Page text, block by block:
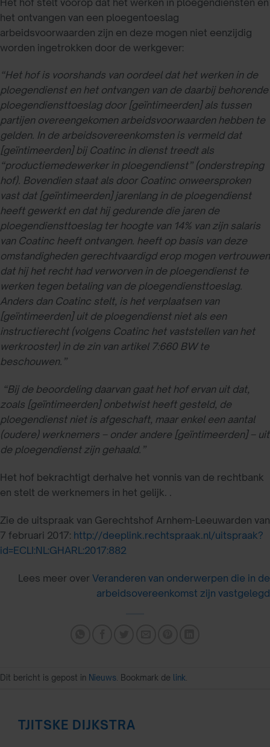
het ontvangen van een ploegentoeslag
arbeidsvoorwaarden zijn en deze mogen niet eenzijdig
worden ingetrokken door de werkgever:
“Het hof is voorshands van oordeel dat het werken in de
ploegendienst en het ontvangen van de daarbij behorende
ploegendiensttoeslag door [geïntimeerden] als tussen
partijen overeengekomen arbeidsvoorwaarden hebben te
gelden. In de arbeidsovereenkomsten is vermeld dat
[geïntimeerden] bij Coatinc in dienst treedt als
“productiemedewerker in ploegendienst” (onderstreping
hof). Bovendien staat als door Coatinc onweersproken
vast dat [geïntimeerden] jarenlang in de ploegendienst
heeft gewerkt en dat hij gedurende die jaren de
ploegendiensttoeslag ter hoogte van 14% van zijn salaris
van Coatinc heeft ontvangen. heeft op basis van deze
omstandigheden gerechtvaardigd erop mogen vertrouwen
dat hij het recht had verworven in de ploegendienst te
werken tegen betaling van de ploegendiensttoeslag.
Anders dan Coatinc stelt, is het verplaatsen van
[geïntimeerden] uit de ploegendienst niet als een
instructierecht (volgens Coatinc het vaststellen van het
werkrooster) in de zin van artikel 7:660 BW te
beschouwen.”
“Bij de beoordeling daarvan gaat het hof ervan uit dat,
zoals [geïntimeerden] onbetwist heeft gesteld, de
ploegendienst niet is afgeschaft, maar enkel een aantal
(oudere) werknemers – onder andere [geïntimeerden] – uit
de ploegendienst zijn gehaald.”
Het hof bekrachtigt derhalve het vonnis van de rechtbank
en stelt de werknemers in het gelijk. .
Zie de uitspraak van Gerechtshof Arnhem-Leeuwarden van
7 februari 2017: http://deeplink.rechtspraak.nl/uitspraak?
id=ECLI:NL:GHARL:2017:882
Lees meer over Veranderen van onderwerpen die in de
arbeidsovereenkomst zijn vastgelegd
Dit bericht is gepost in Nieuws . Bookmark de link
TJITSKE DIJKSTRA